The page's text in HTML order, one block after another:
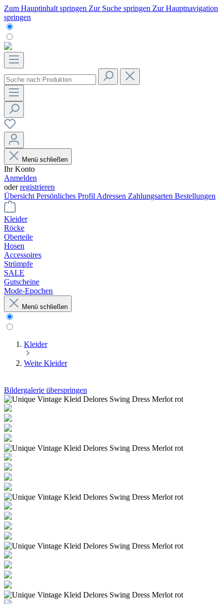
Zum Hauptinhalt springen Zur Suche springen Zur Hauptnavigation
springen
Menü schließen
Ihr Konto
Anmelden
oderregistrieren
Übersicht Persönliches Profil Adressen Zahlungsarten Bestellungen
Kleider
Röcke
Oberteile
Hosen
Accessoires
Strümpfe
SALE
Gutscheine
Mode-Epochen
Menü schließen
Kleider
Weite Kleider
Bildergalerie überspringen